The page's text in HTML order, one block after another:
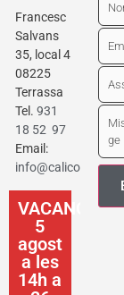
Francesc
Salvans
35, local 4
08225
Terrassa
Tel. 931
18 52 97
Email:
info@calicot.cat
VACANCES
5
agost
a les
14h a